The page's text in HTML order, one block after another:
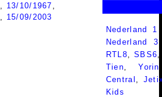
13/10/1967
15/09/2003
Nederland
Nederland
RTL8 ,SBS6
Tien ,Yorin
Central
Kids